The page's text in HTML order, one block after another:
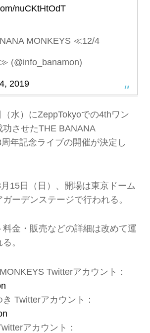
nuCKtHtOdT
MONKEYS ≪12/4
(@info_banamon)
2019
水）にZeppTokyoでの4thワン
功させたTHE BANANA
年記念ライブの開催が決定し
15日（日）、開場は東京ドーム
ーデンステージで行われる。
金・販売などの詳細は改めて運
。
Twitterアカウント：
Twitterアカウント：
アカウント：